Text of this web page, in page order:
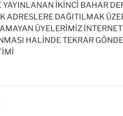
YAYINLANAN İKİNCİ BAHAR
ADRESLERE DAĞITILMAK
ÜYELERİMİZ
HALİNDE TEKRAR